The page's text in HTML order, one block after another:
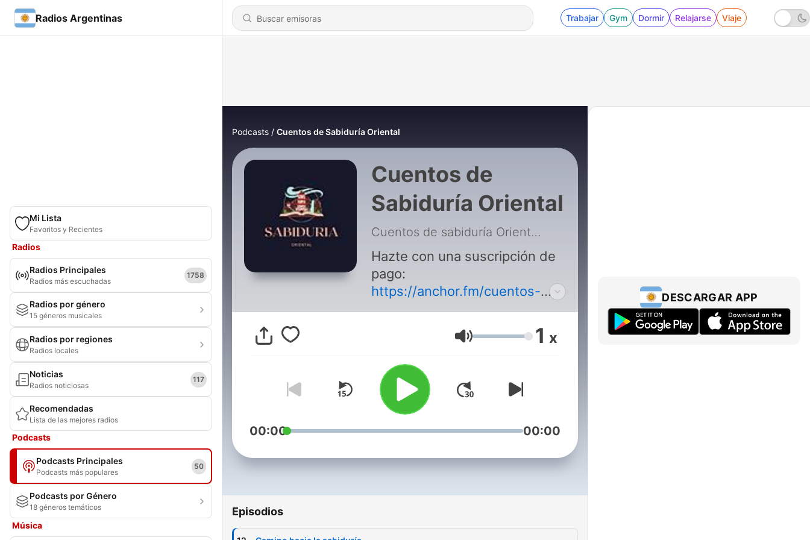
Radios Argentinas Trabajar Gym Dormir Relajarse Viaje
Mi Lista
Favoritos y Recientes
Radios
Radios Principales
Radios más escuchadas
1758
Radios por género
15 géneros musicales
Radios por regiones
Radios locales
Noticias
Radios noticiosas
117
Recomendadas
Lista de las mejores radios
Podcasts
Podcasts Principales
Podcasts más populares
50
Podcasts por Género
18 géneros temáticos
Música
Podcasts Cuentos de Sabiduría Oriental
Cuentos de
Sabiduría Oriental
Cuentos de sabiduría Oriental
Hazte con una suscripción de
pago:
https://anchor.fm/cuentos-
sabiduriaoriental/subscribe
Bienvenido al podcast Cuentos
de Sabiduría Oriental. El
propósito es compartir con
todos vosotros cuentos y
reflexiones relacionadas con
oriente, enseñanzas zen,
tibetanas, hindús, taoístas y
filosofías y culturas están
enseñanzas y reflexión, algo
Volumen 1 x
00:00 00:00
Episodios
DESCARGAR APP